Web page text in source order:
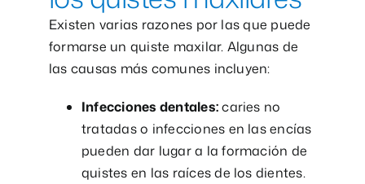
Existen varias razones por las que puede
formarse un quiste maxilar. Algunas de
las causas más comunes incluyen:
Infecciones dentales:caries no
tratadas o infecciones en las encías
pueden dar lugar a la formación de
quistes en las raíces de los dientes.